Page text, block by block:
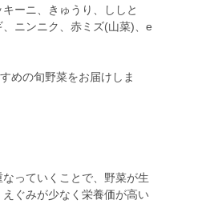
ーニ、きゅうり、ししと
ニンニク、赤ミズ(山菜)、e
めの旬野菜をお届けしま
っていくことで、野菜が生
ぐみが少なく栄養価が高い